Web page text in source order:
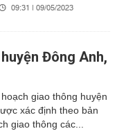
09:31 | 09/05/2023
Đông Anh,
giao thông huyện
xác định theo bản
giao thông các...